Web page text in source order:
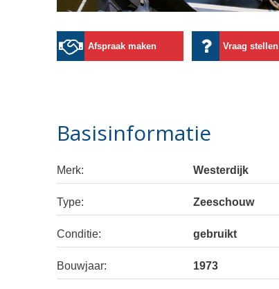
Afspraak maken Vraag stellen
Basisinformatie
Merk: Westerdijk
Type: Zeeschouw
Conditie: gebruikt
Bouwjaar: 1973